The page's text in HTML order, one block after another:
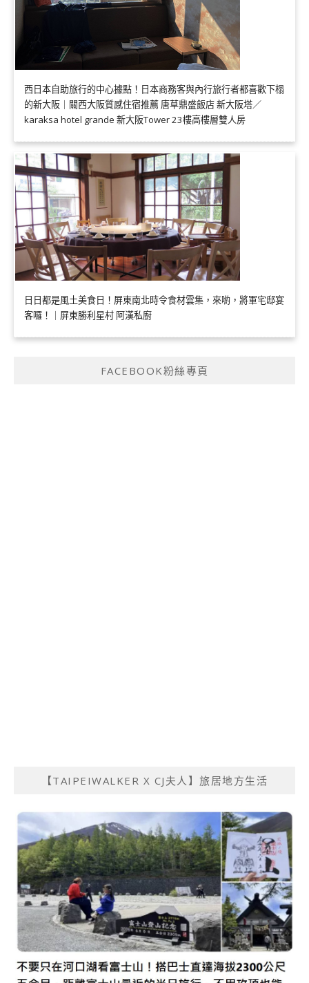
西日本自助旅行的中心據點！日本商務客與內行旅行者都喜歡下榻
的新大阪｜關西大阪質感住宿推薦 唐草鼎盛飯店 新大阪塔／
karaksa hotel grande 新大阪Tower 23樓高樓層雙人房
日日都是風土美食日！屏東南北時令食材雲集，來喲，將軍宅邸宴
客囉！｜屏東勝利星村 阿漢私廚
FACEBOOK粉絲專頁
【TAIPEIWALKER X CJ夫人】旅居地方生活